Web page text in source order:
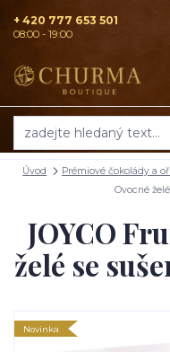
+ 420 777 653 501
08:00 - 19:00
Úvod Prémiové čokolády a
Ovocné
JOYCO
želé se
Novinka